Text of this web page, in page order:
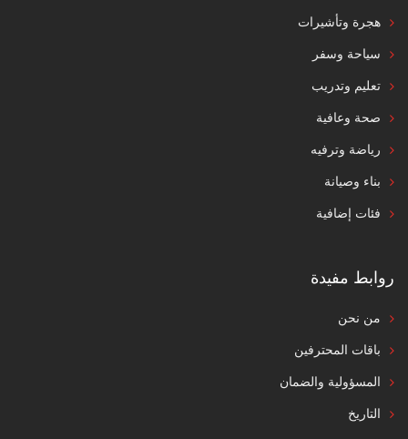
هجرة وتأشيرات
سياحة وسفر
تعليم وتدريب
صحة وعافية
رياضة وترفيه
بناء وصيانة
فئات إضافية
روابط مفيدة
من نحن
باقات المحترفين
المسؤولية والضمان
التاريخ